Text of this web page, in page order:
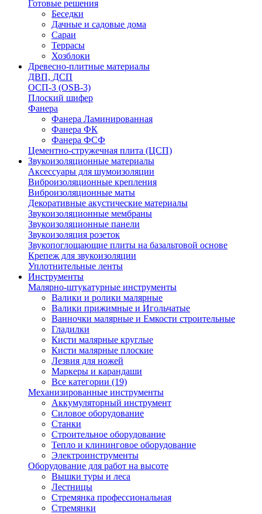
Готовые решения
Беседки
Дачные и садовые дома
Сараи
Террасы
Хозблоки
Древесно-плитные материалы
ДВП, ДСП
ОСП-3 (OSB-3)
Плоский шифер
Фанера
Фанера Ламинированная
Фанера ФК
Фанера ФСФ
Цементно-стружечная плита (ЦСП)
Звукоизоляционные материалы
Аксессуары для шумоизоляции
Виброизоляционные крепления
Виброизоляционные маты
Декоративные акустические материалы
Звукоизоляционные мембраны
Звукоизоляционные панели
Звукоизоляция розеток
Звукопоглощающие плиты на базальтовой основе
Крепеж для звукоизоляции
Уплотнительные ленты
Инструменты
Малярно-штукатурные инструменты
Валики и ролики малярные
Валики прижимные и Игольчатые
Ванночки малярные и Емкости строительные
Гладилки
Кисти малярные круглые
Кисти малярные плоские
Лезвия для ножей
Маркеры и карандаши
Все категории (19)
Механизированные инструменты
Аккумуляторный инструмент
Силовое оборудование
Станки
Строительное оборудование
Тепло и клининговое оборудование
Электроинструменты
Оборудование для работ на высоте
Вышки туры и леса
Лестницы
Стремянка профессиональная
Стремянки